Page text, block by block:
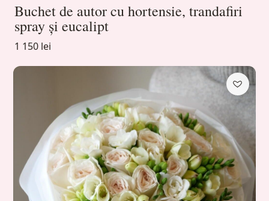
Buchet de autor cu hortensie, trandafiri
spray și eucalipt
1 150 lei